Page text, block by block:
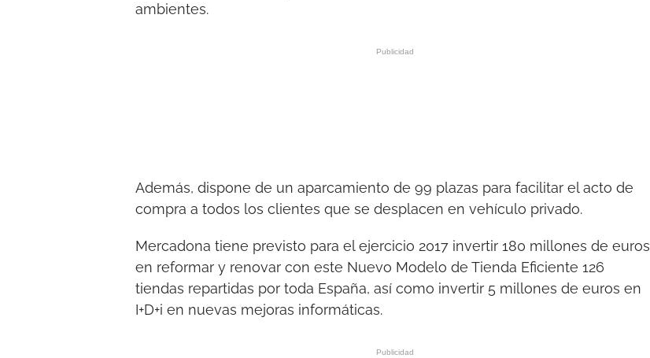
ambientes.
Además, dispone de un aparcamiento de 99 plazas para facilitar el acto de
compra a todos los clientes que se desplacen en vehículo privado.
Mercadona tiene previsto para el ejercicio 2017 invertir 180 millones de euros
en reformar y renovar con este Nuevo Modelo de Tienda Eficiente 126
tiendas repartidas por toda España, así como invertir 5 millones de euros en
I+D+i en nuevas mejoras informáticas.